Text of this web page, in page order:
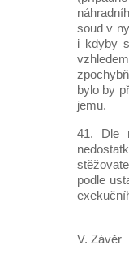
soud v
i kdyby
bylo by
jemu.
41. Dle
podle
V. Závěr